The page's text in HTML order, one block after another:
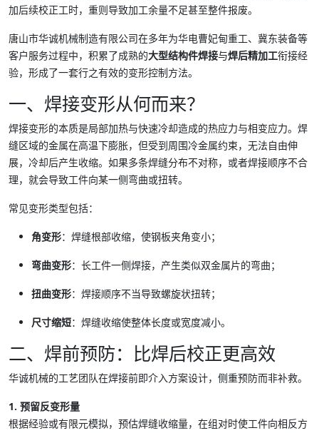
加后续校正工时，重则导致加工余量不足甚至整件报废。
唐山市华诚机械制造有限公司在多年为华电曹妃甸重工、冀东装备等
客户服务过程中，积累了成熟的大型结构件焊接与焊后精加工衔接经
验，形成了一套行之有效的变形控制方法。
一、焊接变形从何而来？
焊接变形的本质是局部加热与快速冷却造成的热应力与相变应力。焊
缝区域的金属在高温下膨胀，但受到周围冷金属约束，无法自由伸
展，冷却后产生收缩。如果多条焊缝分布不对称，或者焊接顺序不合
理，就会导致工件向某一侧弯曲或扭转。
常见变形类型包括：
角变形：焊缝根部收缩，使钢板夹角变小；
弯曲变形：长工件一侧焊接，产生类似双金属片的弯曲；
扭曲变形：焊接顺序不当导致螺旋状扭转；
尺寸缩短：焊缝收缩使整体长度或宽度减小。
二、焊前预防：比焊后校正更高效
华诚机械的工艺团队在焊接前即介入方案设计，侧重预防而非补救。
1. 预留反变形量
根据经验或有限元模拟，预估焊缝收缩量，在组对时使工件向相反方